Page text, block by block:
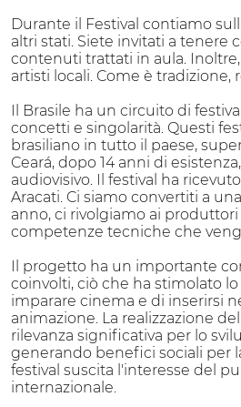
Durante il Festival contiamo
altri stati. Siete invitati a
contenuti trattati in aula.
artisti locali. Come è
Il Brasile ha un circuito di
concetti e singolarità. Questi
brasiliano in tutto il paese,
Ceará, dopo 14 anni di
audiovisivo. Il festival ha
Aracati. Ci siamo convertiti a
anno, ci rivolgiamo ai
competenze tecniche che
Il progetto ha un importante
coinvolti, ciò che ha stimolato
imparare cinema e di inserirsi
animazione. La realizzazione
rilevanza significativa per lo
generando benefici sociali per
festival suscita l'interesse del
internazionale.